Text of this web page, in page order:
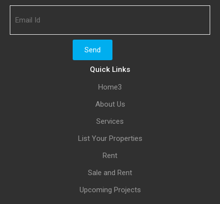
Quick Links
Home3
About Us
Services
List Your Properties
Rent
Sale and Rent
Upcoming Projects